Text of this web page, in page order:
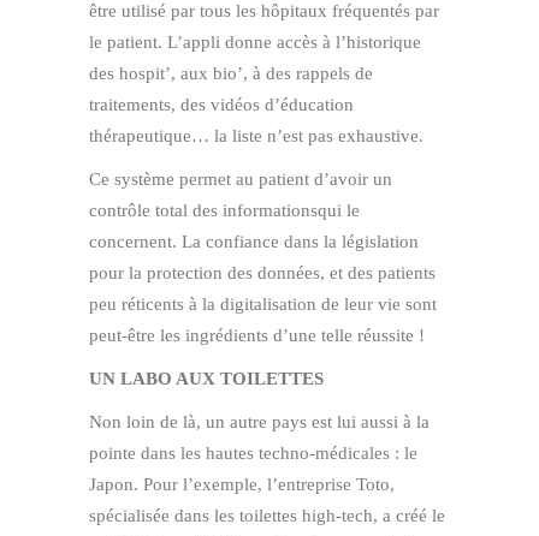
être utilisé par tous les hôpitaux fréquentés par
le patient. L’appli donne accès à l’historique
des hospit’, aux bio’, à des rappels de
traitements, des vidéos d’éducation
thérapeutique… la liste n’est pas exhaustive.
Ce système permet au patient d’avoir un
contrôle total des informationsqui le
concernent. La confiance dans la législation
pour la protection des données, et des patients
peu réticents à la digitalisation de leur vie sont
peut-être les ingrédients d’une telle réussite !
UN LABO AUX TOILETTES
Non loin de là, un autre pays est lui aussi à la
pointe dans les hautes techno-médicales : le
Japon. Pour l’exemple, l’entreprise Toto,
spécialisée dans les toilettes high-tech, a créé le